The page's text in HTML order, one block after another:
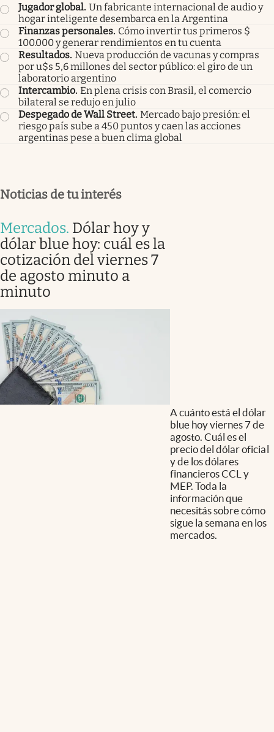
Jugador global. Un fabricante internacional de audio y
hogar inteligente desembarca en la Argentina
Finanzas personales. Cómo invertir tus primeros $
100.000 y generar rendimientos en tu cuenta
Resultados. Nueva producción de vacunas y compras
por u$s 5,6 millones del sector público: el giro de un
laboratorio argentino
Intercambio. En plena crisis con Brasil, el comercio
bilateral se redujo en julio
Despegado de Wall Street. Mercado bajo presión: el
riesgo país sube a 450 puntos y caen las acciones
argentinas pese a buen clima global
Noticias de tu interés
Mercados. Dólar hoy y
dólar blue hoy: cuál es la
cotización del viernes 7
de agosto minuto a
minuto
A cuánto está el dólar
blue hoy viernes 7 de
agosto. Cuál es el
precio del dólar oficial
y de los dólares
financieros CCL y
MEP. Toda la
información que
necesitás sobre cómo
sigue la semana en los
mercados.